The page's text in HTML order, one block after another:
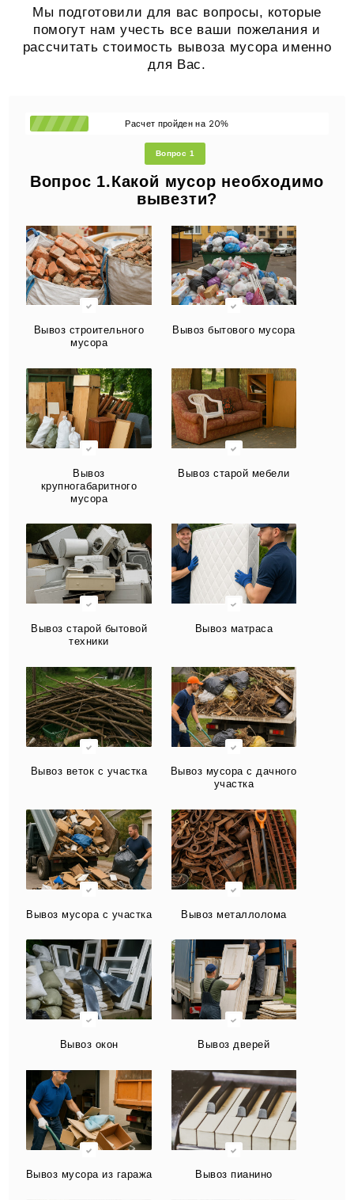
Мы подготовили для вас вопросы, которые
помогут нам учесть все ваши пожелания и
рассчитать стоимость вывоза мусора именно
для Вас.
Расчет пройден на 20%
Вопрос 1
Вопрос 1.Какой мусор необходимо
вывезти?
Вывоз строительного
мусора
Вывоз бытового мусора
Вывоз
крупногабаритного
мусора
Вывоз старой мебели
Вывоз старой бытовой
техники
Вывоз матраса
Вывоз веток с участка
Вывоз мусора с дачного
участка
Вывоз мусора с участка Вывоз металлолома
Вывоз окон Вывоз дверей
Вывоз мусора из гаража Вывоз пианино